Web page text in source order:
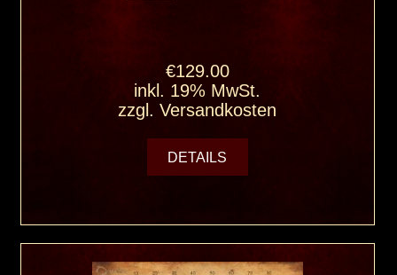
€129.00
inkl. 19% MwSt.
zzgl.Versandkosten
DETAILS